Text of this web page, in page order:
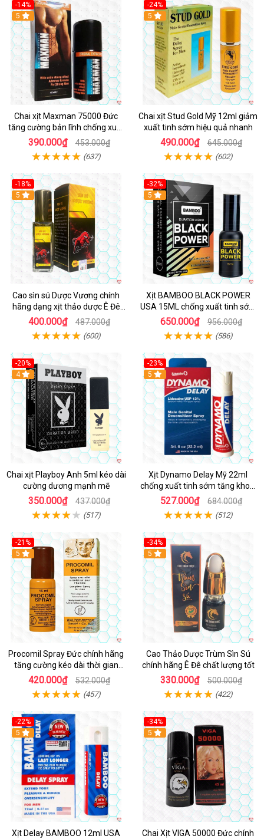
-14%
5
Chai xịt Maxman 75000 Đức
tăng cường bản lĩnh chống xuất
tinh sớm
390.000₫ 453.000₫
(637)
-24%
5
Chai xịt Stud Gold Mỹ 12ml giảm
xuất tinh sớm hiệu quả nhanh
490.000₫ 645.000₫
(602)
-18%
5
Cao sìn sú Dược Vương chính
hãng dạng xịt thảo dược Ê Đê
Tây Nguyên
400.000₫ 487.000₫
(600)
-32%
5
Xịt BAMBOO BLACK POWER
USA 15ML chống xuất tinh sớm
hiệu quả
650.000₫ 956.000₫
(586)
-20%
Hot
4
Chai xịt Playboy Anh 5ml kéo dài
cường dương mạnh mẽ
350.000₫ 437.000₫
(517)
-23%
5
Xịt Dynamo Delay Mỹ 22ml
chống xuất tinh sớm tăng khoái
cảm
527.000₫ 684.000₫
(512)
-21%
5
Procomil Spray Đức chính hãng
tăng cường kéo dài thời gian
hiệu quả
420.000₫ 532.000₫
(457)
-34%
5
Cao Thảo Dược Trùm Sìn Sú
chính hãng Ê Đê chất lượng tốt
330.000₫ 500.000₫
(422)
-22%
5
Xịt Delay BAMBOO 12ml USA
-34%
5
Chai Xịt VIGA 50000 Đức chính